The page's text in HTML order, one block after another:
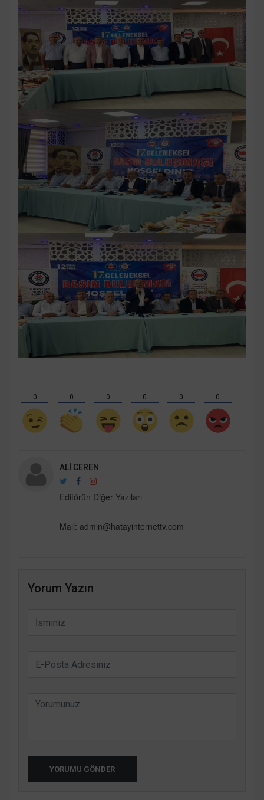
0 0 0 0 0 0
ALI CEREN
Editörün Diğer Yazıları
Mail: admin@hatayinternettv.com
Yorum Yazın
YORUMU GÖNDER